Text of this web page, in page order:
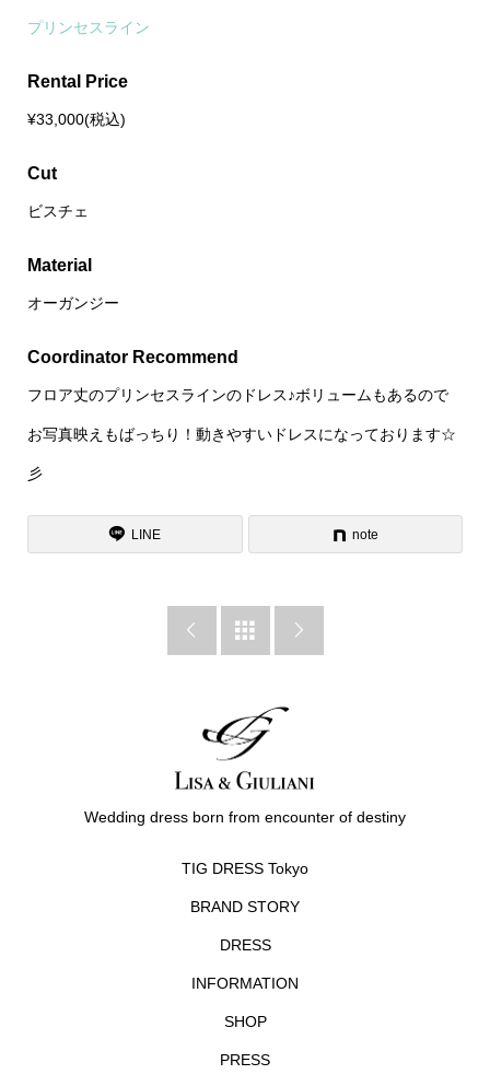
プリンセスライン
Rental Price
¥33,000(税込)
Cut
ビスチェ
Material
オーガンジー
Coordinator Recommend
フロア丈のプリンセスラインのドレス♪ボリュームもあるので
お写真映えもばっちり！動きやすいドレスになっております☆
彡
LINE note
  
Wedding dress born from encounter of destiny
TIG DRESS Tokyo
BRAND STORY
DRESS
INFORMATION
SHOP
PRESS